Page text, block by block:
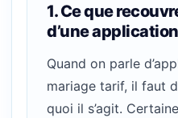
1. Ce que
d’une
Quand on parle
mariage tarif, il faut
quoi il s’agit.